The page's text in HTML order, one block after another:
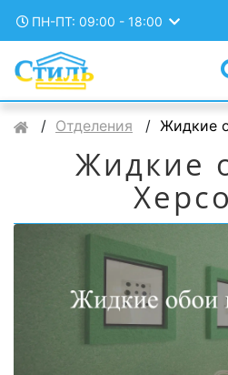
ПН-ПТ: 09:00 - 18:00
Отделения Жидкие
Жидкие